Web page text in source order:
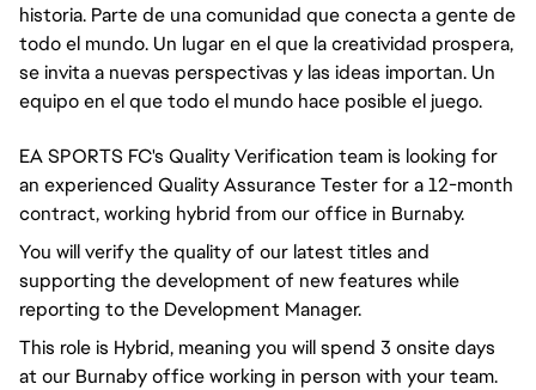
historia. Parte de una comunidad que conecta a gente de
todo el mundo. Un lugar en el que la creatividad prospera,
se invita a nuevas perspectivas y las ideas importan. Un
equipo en el que todo el mundo hace posible el juego.
EA SPORTS FC's Quality Verification team is looking for
an experienced Quality Assurance Tester for a 12-month
contract, working hybrid from our office in Burnaby.
You will verify the quality of our latest titles and
supporting the development of new features while
reporting to the Development Manager.
This role is Hybrid, meaning you will spend 3 onsite days
at our Burnaby office working in person with your team.